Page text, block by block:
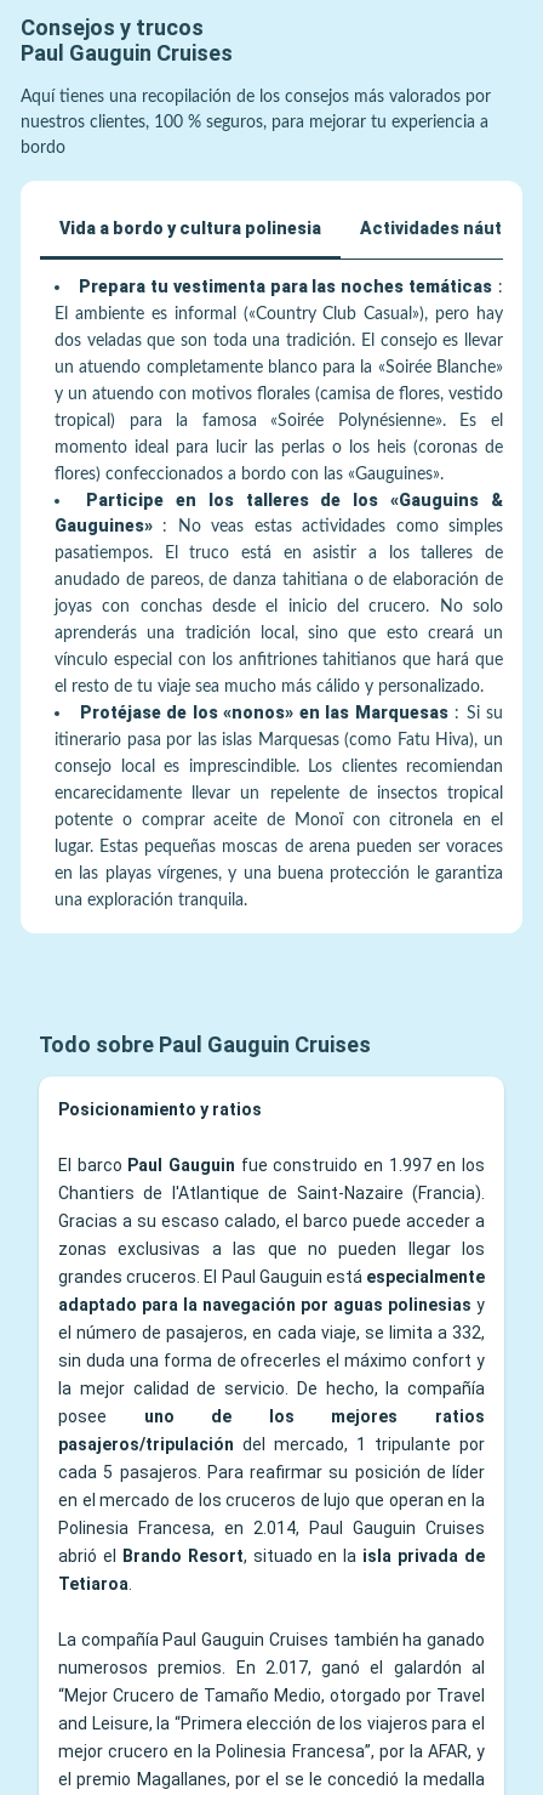
Consejos y trucos
Paul Gauguin Cruises
Aquí tienes una recopilación de los consejos más valorados por
nuestros clientes, 100 % seguros, para mejorar tu experiencia a
bordo
Vida a bordo y cultura polinesia Actividades náuticas
Prepara tu vestimenta para las noches temáticas :
El ambiente es informal («Country Club Casual»), pero hay
dos veladas que son toda una tradición. El consejo es llevar
un atuendo completamente blanco para la «Soirée Blanche»
y un atuendo con motivos florales (camisa de flores, vestido
tropical) para la famosa «Soirée Polynésienne». Es el
momento ideal para lucir las perlas o los heis (coronas de
flores) confeccionados a bordo con las «Gauguines».
Participe en los talleres de los «Gauguins &
Gauguines»
:
No veas estas actividades como simples
pasatiempos. El truco está en asistir a los talleres de
anudado de pareos, de danza tahitiana o de elaboración de
joyas con conchas desde el inicio del crucero. No solo
aprenderás una tradición local, sino que esto creará un
vínculo especial con los anfitriones tahitianos que hará que
el resto de tu viaje sea mucho más cálido y personalizado.
Protéjase de los «nonos» en las Marquesas : Si su
itinerario pasa por las islas Marquesas (como Fatu Hiva), un
consejo local es imprescindible. Los clientes recomiendan
encarecidamente llevar un repelente de insectos tropical
potente o comprar aceite de Monoï con citronela en el
lugar. Estas pequeñas moscas de arena pueden ser voraces
en las playas vírgenes, y una buena protección le garantiza
una exploración tranquila.
Todo sobre Paul Gauguin Cruises
Posicionamiento y ratios
El barco Paul Gauguin fue construido en 1.997 en los
Chantiers de l'Atlantique de Saint-Nazaire (Francia).
Gracias a su escaso calado, el barco puede acceder a
zonas exclusivas a las que no pueden llegar los
grandes cruceros. El Paul Gauguin está especialmente
adaptado para la navegación por aguas polinesias y
el número de pasajeros, en cada viaje, se limita a 332,
sin duda una forma de ofrecerles el máximo confort y
la mejor calidad de servicio. De hecho, la compañía
posee uno de los mejores ratios
pasajeros/tripulación del mercado, 1 tripulante por
cada 5 pasajeros. Para reafirmar su posición de líder
en el mercado de los cruceros de lujo que operan en la
Polinesia Francesa, en 2.014, Paul Gauguin Cruises
abrió el
Brando Resort, situado en la isla privada de
Tetiaroa
La compañía Paul Gauguin Cruises también ha ganado
numerosos premios. En 2.017, ganó el galardón al
“Mejor Crucero de Tamaño Medio, otorgado por Travel
and Leisure, la “Primera elección de los viajeros para el
mejor crucero en la Polinesia Francesa”, por la AFAR, y
el premio Magallanes, por el se le concedió la medalla